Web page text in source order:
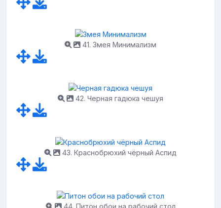
41. Змея Минимализм
42. Черная гадюка чешуя
43. Краснобрюхий чёрный Аспид